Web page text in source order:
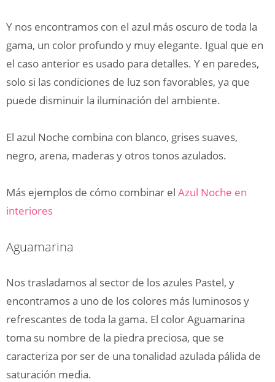
Y nos encontramos con el azul más oscuro de toda la
gama, un color profundo y muy elegante. Igual que en
el caso anterior es usado para detalles. Y en paredes,
solo si las condiciones de luz son favorables, ya que
puede disminuir la iluminación del ambiente.
El azul Noche combina con blanco, grises suaves,
negro, arena, maderas y otros tonos azulados.
Más ejemplos de cómo combinar el Azul Noche en
interiores
Aguamarina
Nos trasladamos al sector de los azules Pastel, y
encontramos a uno de los colores más luminosos y
refrescantes de toda la gama. El color Aguamarina
toma su nombre de la piedra preciosa, que se
caracteriza por ser de una tonalidad azulada pálida de
saturación media.